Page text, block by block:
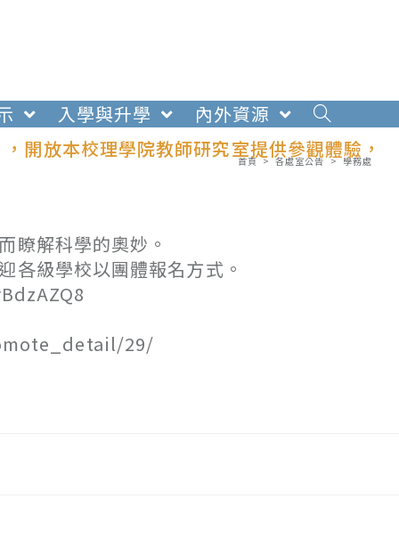
入學與升學
內外資源
開放本校理學院教師研究室提供參觀體驗，
首頁 > 各處室公告 > 學務處
瞭解科學的奧妙。
各級學校以團體報名方式。
29/